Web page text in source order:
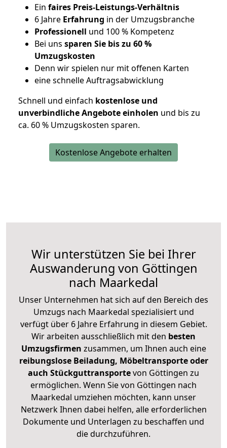
Ein faires Preis-Leistungs-Verhältnis
6 Jahre Erfahrung in der Umzugsbranche
Professionell und 100 % Kompetenz
Bei uns sparen Sie bis zu 60 %
Umzugskosten
Denn wir spielen nur mit offenen Karten
eine schnelle Auftragsabwicklung
Schnell und einfach kostenlose und
unverbindliche Angebote einholen und bis zu
ca. 60 % Umzugskosten sparen.
Kostenlose Angebote erhalten
Wir unterstützen Sie bei Ihrer
Auswanderung von Göttingen
nach Maarkedal
Unser Unternehmen hat sich auf den Bereich des
Umzugs nach Maarkedal spezialisiert und
verfügt über 6 Jahre Erfahrung in diesem Gebiet.
Wir arbeiten ausschließlich mit den besten
Umzugsfirmen zusammen, um Ihnen auch eine
reibungslose Beiladung, Möbeltransporte oder
auch Stückguttransportevon Göttingen zu
ermöglichen. Wenn Sie von Göttingen nach
Maarkedal umziehen möchten, kann unser
Netzwerk Ihnen dabei helfen, alle erforderlichen
Dokumente und Unterlagen zu beschaffen und
die durchzuführen.